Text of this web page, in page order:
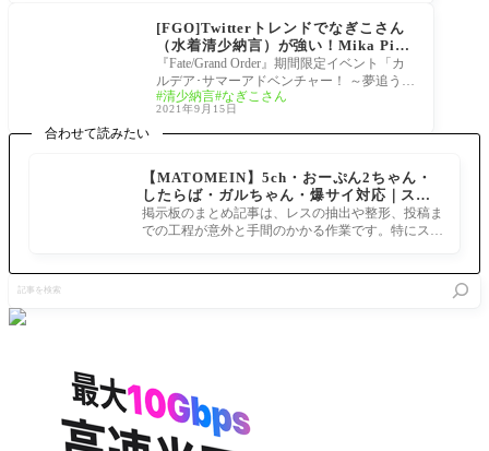
[FGO]Twitterトレンドでなぎこさん
（水着清少納言）が強い！Mika Pika
zoさんのイラストも最高
『Fate/Grand Order』期間限定イベント「カ
ルデア･サマーアドベンチャー！ ～夢追う少
年と夢見る少女～」にて、なぎこさん、こ
と「清
清少納言 なぎこさん
2021年9月15日
合わせて読みたい
【MATOMEIN】5ch・おーぷん2ちゃん・
したらば・ガルちゃん・爆サイ対応｜スマ
ホでまとめ記事を作れるアプリ FGOのまと
め記事ができるまで
掲示板のまとめ記事は、レスの抽出や整形、投稿ま
での工程が意外と手間のかかる作業です。特にスマ
を
検